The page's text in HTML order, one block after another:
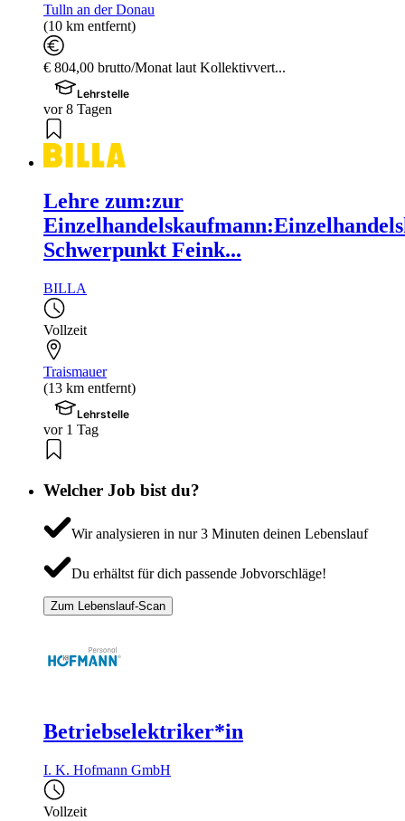
Tulln an der Donau
(10 km entfernt)
€ 804,00 brutto/Monat laut Kollektivvert...
Lehrstelle
vor 8 Tagen
Lehre zum:zur
Schwerpunkt Feink...
BILLA
Vollzeit
Traismauer
(13 km entfernt)
Lehrstelle
vor 1 Tag
Welcher Job bist du?
Wir analysieren in nur 3 Minuten deinen Lebenslauf
Du erhältst für dich passende Jobvorschläge!
Zum Lebenslauf-Scan
Betriebselektriker*in
I. K. Hofmann GmbH
Vollzeit